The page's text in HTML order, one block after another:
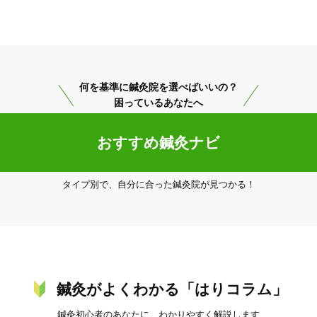
20時以降OK 当日予約
何を基準に鍼灸院を選べばいいの？
困っているあなたへ
おすすめ鍼灸ナビ
タイプ別で、自分に合った鍼灸院が見つかる！
鍼灸がよくわかる「はりコラム」
鍼灸初心者のあなたに、わかりやすく解説します